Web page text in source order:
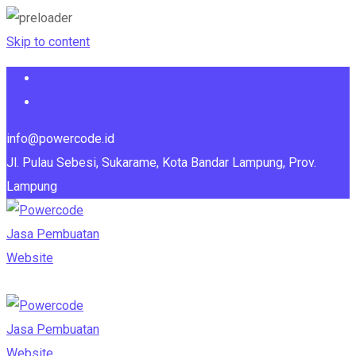
Skip to content
info@powercode.id
Jl. Pulau Sebesi, Sukarame, Kota Bandar Lampung, Prov.
Lampung